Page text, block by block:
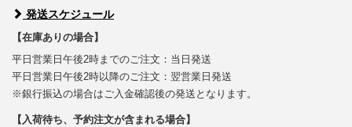
発送スケジュール
【在庫ありの場合】
平日営業日午後2時までのご注文：当日発送
平日営業日午後2時以降のご注文：翌営業日発送
※銀行振込の場合はご入金確認後の発送となります。
【入荷待ち、予約注文が含まれる場合】